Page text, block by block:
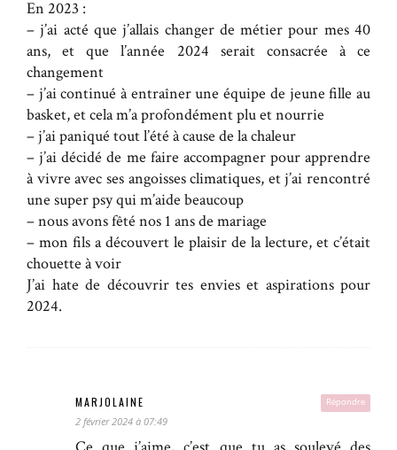
En 2023 :
– j’ai acté que j’allais changer de métier pour mes 40
ans, et que l’année 2024 serait consacrée à ce
changement
– j’ai continué à entraîner une équipe de jeune fille au
basket, et cela m’a profondément plu et nourrie
– j’ai paniqué tout l’été à cause de la chaleur
– j’ai décidé de me faire accompagner pour apprendre
à vivre avec ses angoisses climatiques, et j’ai rencontré
une super psy qui m’aide beaucoup
– nous avons fêté nos 1 ans de mariage
– mon fils a découvert le plaisir de la lecture, et c’était
chouette à voir
J’ai hate de découvrir tes envies et aspirations pour
2024.
Répondre
MARJOLAINE
2 février 2024 à 07:49